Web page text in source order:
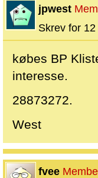
jpwest
Skrev for
købes BP
interesse.
28873272.
West
fvee